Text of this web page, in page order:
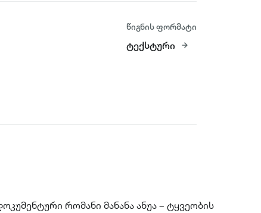
წიგნის ფორმატი
ტექსტური
რომანი მანანა ანუა – ტყვეობის